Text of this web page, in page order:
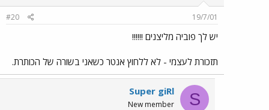
19/7/01
#20
יש לך פוביה מליצנים !!!!!!
תזכורת לעצמי - לא ללחוץ אנטר כשאני בשורה של הכותרת.
S
Super giRl
New member